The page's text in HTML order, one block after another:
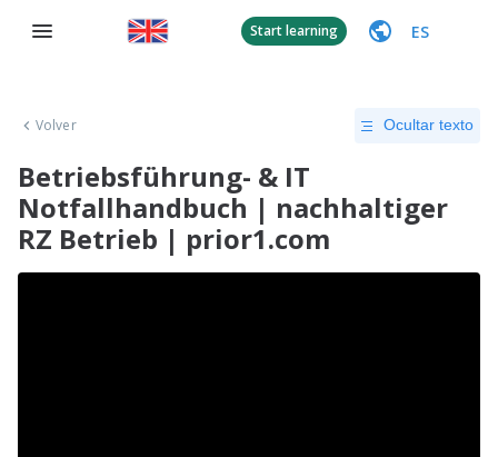
Start learning ES
Volver Ocultar texto
Betriebsführung- & IT
Notfallhandbuch | nachhaltiger
RZ Betrieb | prior1.com